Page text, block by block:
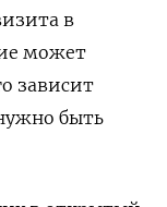
в
может
зависит
быть